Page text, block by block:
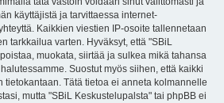
käyttäjistä ja tarvittaessa internet-
Kaikkien viestien IP-osoite tallennetaan
tarkkailua varten. Hyväksyt, että "SBiL
muokata, siirtää ja sulkea mikä tahansa
Suostut myös siihen, että kaikki
tietokantaan. Tätä tietoa ei anneta kolmannelle
mutta "SBiL Keskustelupalsta" tai phpBB ei